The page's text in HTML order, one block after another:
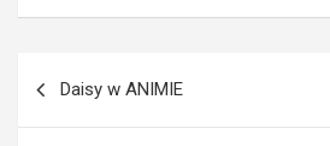
wpisu
Daisy w ANIMIE